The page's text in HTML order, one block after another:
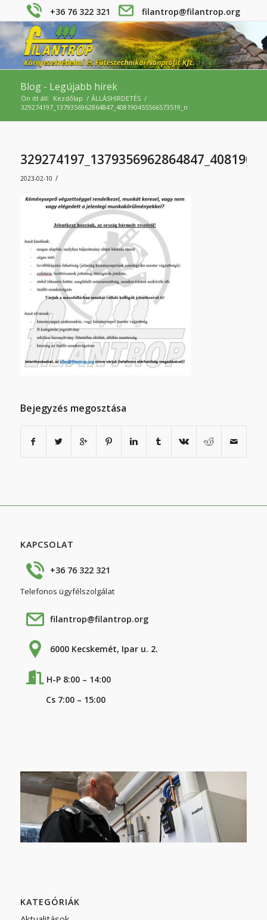
+36 76 322 321 filantrop@filantrop.org
Blog - Legújabb hírek
Ön itt áll: Kezdőlap / ÁLLÁSHIRDETÉS /
329274197_1379356962864847_408190455566573519_n
2023-02-10 /
Bejegyzés megosztása
KAPCSOLAT
+36 76 322 321
Telefonos ügyfélszolgálat
filantrop@filantrop.org
6000 Kecskemét, Ipar u. 2.
H-P 8:00 – 14:00
Cs 7:00 – 15:00
KATEGÓRIÁK